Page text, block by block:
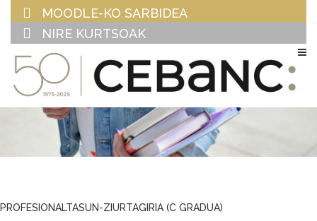
MOODLE-KO SARBIDEA
NIRE KURTSOAK
PROFESIONALTASUN-ZIURTAGIRIA (C GRADUA)